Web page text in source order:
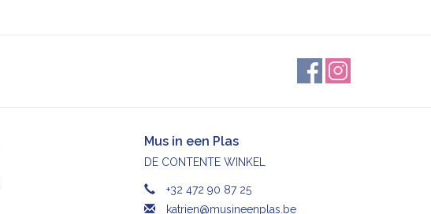
Mus in een Plas
DE CONTENTE WINKEL
+32 472 90 87 25
katrien@musineenplas.be